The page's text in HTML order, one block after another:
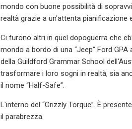
mondo con buone possibilità di
realtà grazie a un'attenta pianificazione
Ci furono altri in quel dopoguerra che
mondo a bordo di una “Jeep” Ford
della Guildford Grammar School
trasformare i loro sogni in realtà, sia
il nome “Half-Safe”.
L'interno del “Grizzly Torque”. È
il parabrezza.